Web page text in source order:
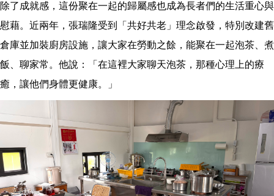
除了成就感，這份聚在一起的歸屬感也成為長者們的生活重心與
慰藉。近兩年，張瑞隆受到「共好共老」理念啟發，特別改建舊
倉庫並加裝廚房設施，讓大家在勞動之餘，能聚在一起泡茶、煮
飯、聊家常。他說：「在這裡大家聊天泡茶，那種心理上的療
癒，讓他們身體更健康。」